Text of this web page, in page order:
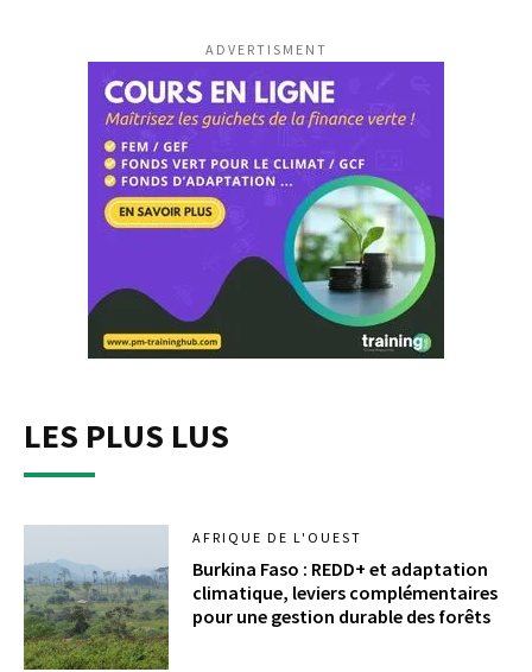
ADVERTISMENT
LES PLUS LUS
AFRIQUE DE L'OUEST
Burkina Faso : REDD+ et adaptation
climatique, leviers complémentaires
pour une gestion durable des forêts